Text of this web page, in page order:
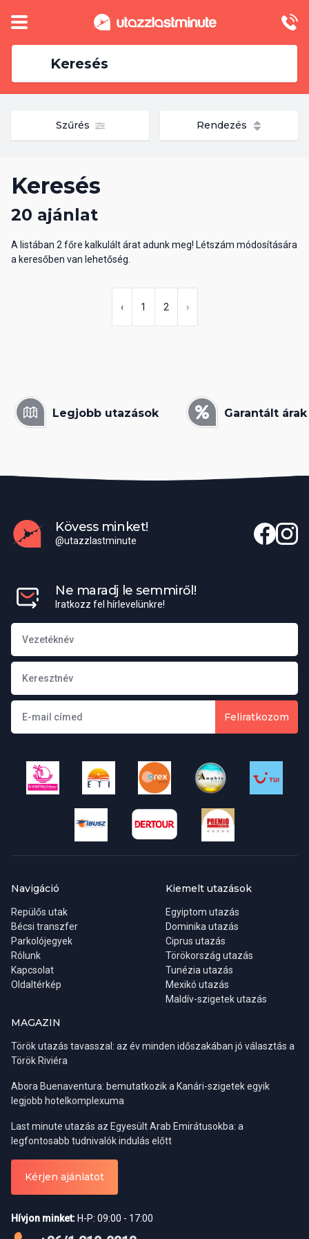
Keresés
Szűrés Rendezés
Keresés
20 ajánlat
A listában 2 főre kalkulált árat adunk meg! Létszám módosítására
a keresőben van lehetőség.
‹ 1 2 ›
Legjobb utazások Garantált árak
Kövess minket!
@utazzlastminute
Ne maradj le semmiről!
Iratkozz fel hírlevelünkre!
Feliratkozom
Navigáció
Repülős utak
Bécsi transzfer
Parkolójegyek
Rólunk
Kapcsolat
Oldaltérkép
Kiemelt utazások
Egyiptom utazás
Dominika utazás
Ciprus utazás
Törökország utazás
Tunézia utazás
Mexikó utazás
Maldív-szigetek utazás
MAGAZIN
Török utazás tavasszal: az év minden időszakában jó választás a
Török Riviéra
Abora Buenaventura: bemutatkozik a Kanári-szigetek egyik
legjobb hotelkomplexuma
Last minute utazás az Egyesült Arab Emirátusokba: a
legfontosabb tudnivalók indulás előtt
Kérjen ajánlatot
Hívjon minket: H-P: 09:00 - 17:00